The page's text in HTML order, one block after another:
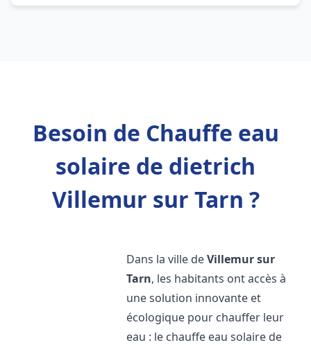
Besoin de Chauffe eau
solaire de dietrich
Villemur sur Tarn ?
Dans la ville deVillemur sur
Tarn, les habitants ont accès à
une solution innovante et
écologique pour chauffer leur
eau : le chauffe eau solaire de